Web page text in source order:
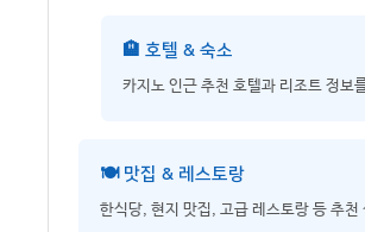
🏨 호텔 & 숙소
카지노 인근 추천 호텔과 리조트 정보
🍽️ 맛집 & 레스토랑
한식당, 현지 맛집, 고급 레스토랑 등 추천